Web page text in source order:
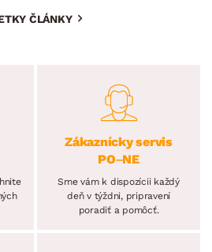
ČLÁNKY
Zákaznícky servis
PO–NE
Sme vám k dispozícii každý
deň v týždni, pripravení
poradiť a pomôcť.